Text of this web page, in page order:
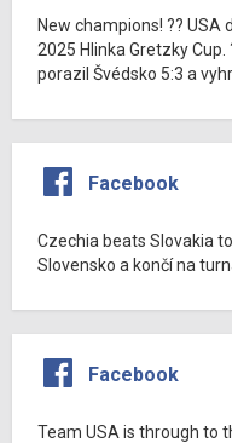
New champions! ??
2025 Hlinka Gretzky Cup.
porazil Švédsko 5:3 a
Facebook
Czechia beats Slovakia
Slovensko a končí na
Facebook
Team USA is through to